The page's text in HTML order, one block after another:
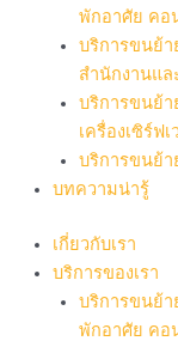
พักอาศัย คอ
บริการขนย้า
สำนักงานแ
บริการขนย้า
เครื่องเซิร์ฟเ
บริการขนย้า
บทความน่ารู้
เกี่ยวกับเรา
บริการของเรา
บริการขนย้า
พักอาศัย คอ